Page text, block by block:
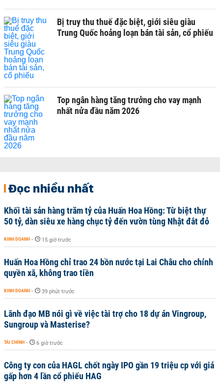
Bị truy thu thuế đặc biệt, giới siêu giàu
Trung Quốc hoảng loạn bán tài sản, cổ phiếu
Top ngân hàng tăng trưởng cho vay mạnh
nhất nửa đầu năm 2026
Đọc nhiều nhất
Khối tài sản hàng trăm tỷ của Huấn Hoa Hồng: Từ biệt thự
50 tỷ, dàn siêu xe hàng chục tỷ đến vườn tùng Nhật đắt đỏ
KINH DOANH - 15 giờ trước
Huấn Hoa Hồng chỉ trao 24 bồn nước tại Lai Châu cho chính
quyền xã, không trao tiền
KINH DOANH - 39 phút trước
Lãnh đạo MB nói gì về việc tài trợ cho 18 dự án Vingroup,
Sungroup và Masterise?
TÀI CHÍNH - 6 giờ trước
Công ty con của HAGL chốt ngày IPO gần 19 triệu cp với giá
gấp hơn 4 lần cổ phiếu HAG